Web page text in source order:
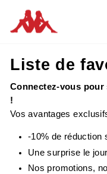
contenu
Liste de
Connectez-vous
!
Vos avantages
-10% de réduction
Une surprise le
Nos promotions,